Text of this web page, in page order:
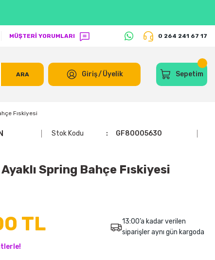
MÜŞTERİ YORUMLARI 0 264 241 67 17
ARA Giriş/Üyelik Sepetim
Fıskiyesi
Stok Kodu
GF80005630
Spring Bahçe Fıskiyesi
TL
13:00’a kadar verilen
siparişler aynı gün kargoda